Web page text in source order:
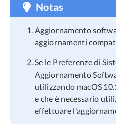
Notas
Aggiornamento
aggiornamenti
Se le Preferenze di
Aggiornamento
utilizzando macOS
e che è necessario
effettuare